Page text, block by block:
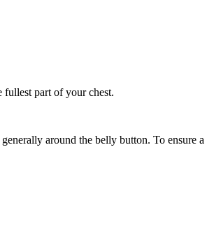
fullest part of your chest.
around the belly button. To ensure